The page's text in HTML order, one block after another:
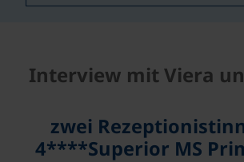
Interview mit Viera
zwei
4****Superior MS